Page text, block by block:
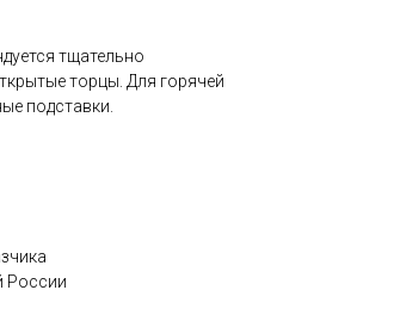
тщательно
торцы. Для горячей
подставки.
России